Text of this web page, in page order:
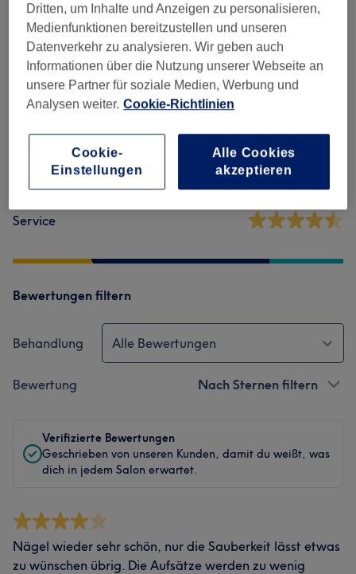
Salonbewertungen
4,5
Service
Bewertungen filtern
Behandlung Alle Bewertungen
Bewertung Nach Sternen filtern
Verifizierte Bewertungen
Geschrieben von unseren Kunden, damit du weißt, was
dich in jedem Salon erwartet.
Nägel wieder sehr schön, nur die Sauberkeit lässt etwas
zu wünschen übrig. Die Aufsätze werden zu wenig
Dritten, um Inhalte und Anzeigen zu personalisieren,
Medienfunktionen bereitzustellen und unseren
Datenverkehr zu analysieren. Wir geben auch
Informationen über die Nutzung unserer Webseite an
unsere Partner für soziale Medien, Werbung und
Analysen weiter. Cookie-Richtlinien
Cookie-
Einstellungen
Alle Cookies
akzeptieren